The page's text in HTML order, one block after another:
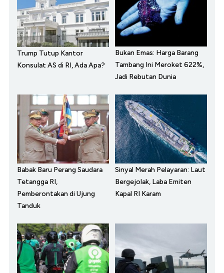
Trump Tutup Kantor
Konsulat AS di RI, Ada Apa?
Bukan Emas: Harga Barang
Tambang Ini Meroket 622%,
Jadi Rebutan Dunia
Babak Baru Perang Saudara
Tetangga RI,
Pemberontakan di Ujung
Tanduk
Sinyal Merah Pelayaran: Laut
Bergejolak, Laba Emiten
Kapal RI Karam